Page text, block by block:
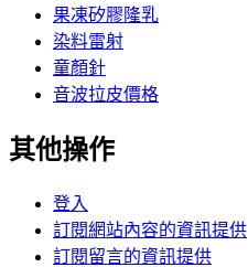
果凍矽膠隆乳
染料雷射
童顏針
音波拉皮價格
其他操作
登入
訂閱網站內容的資訊提供
訂閱留言的資訊提供